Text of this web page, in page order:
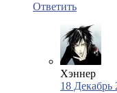
Ответить
Хэннер
18 Декабрь